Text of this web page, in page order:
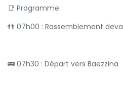
📑 Programme :
👬 07h00 : Rassemblement
🚌 07h30 : Départ vers Baezzina